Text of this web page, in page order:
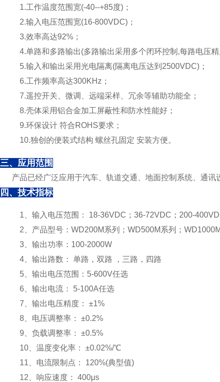
1.工作温度范围宽(-40--+85度)；
2.输入电压范围宽(16-800VDC)；
3.效率高达92%；
4.单路和多路输出(多路输出采用多个闭环控制,每路电压
5.输入和输出采用光电隔离(隔离电压达到2500VDC)；
6.工作频率高达300KHz；
7.遥控开关、微调、远端采样、冗余等辅助功能全；
8.壳体采用铝合金加工屏蔽性和防水性能好；
9.环保设计 符合ROHS要求；
10.独创的便装式结构 螺丝孔固定 安装方便。
三、应用范围
产品已经广泛应用于汽车、轨道交通、地面控制系统、通讯
四、技术指标
1、输入电压范围： 18-36VDC；36-72VDC；200-
2、产品型号：WD200M系列；WD500M系列；
3、输出功率：100-2000W
4、输出路数： 单路，双路 ，三路，四路
5、输出电压范围：5-600V任选
6、输出电流： 5-100A任选
7、输出电压精度： ±1%
8、电压调整率： ±0.2%
9、负载调整率： ±0.5%
10、温度变化率： ±0.02%/℃
11、电流限制点： 120%(典型值)
12、响应速度： 400μs